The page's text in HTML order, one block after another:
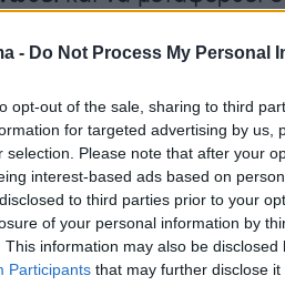
- Do Not Process My Personal
opt-out of the sale, sharing to third
for targeted advertising by us,
selection. Please note that after your
interest-based ads based on
to third parties prior to your
of your personal information by
This information may also be
Participants that may further disclose it
ωστόσο δεν τα
γιατρούς του
αναπνευστικό